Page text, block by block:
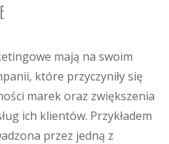
mają na swoim
które przyczyniły się
marek oraz zwiększenia
ich klientów. Przykładem
przez jedną z